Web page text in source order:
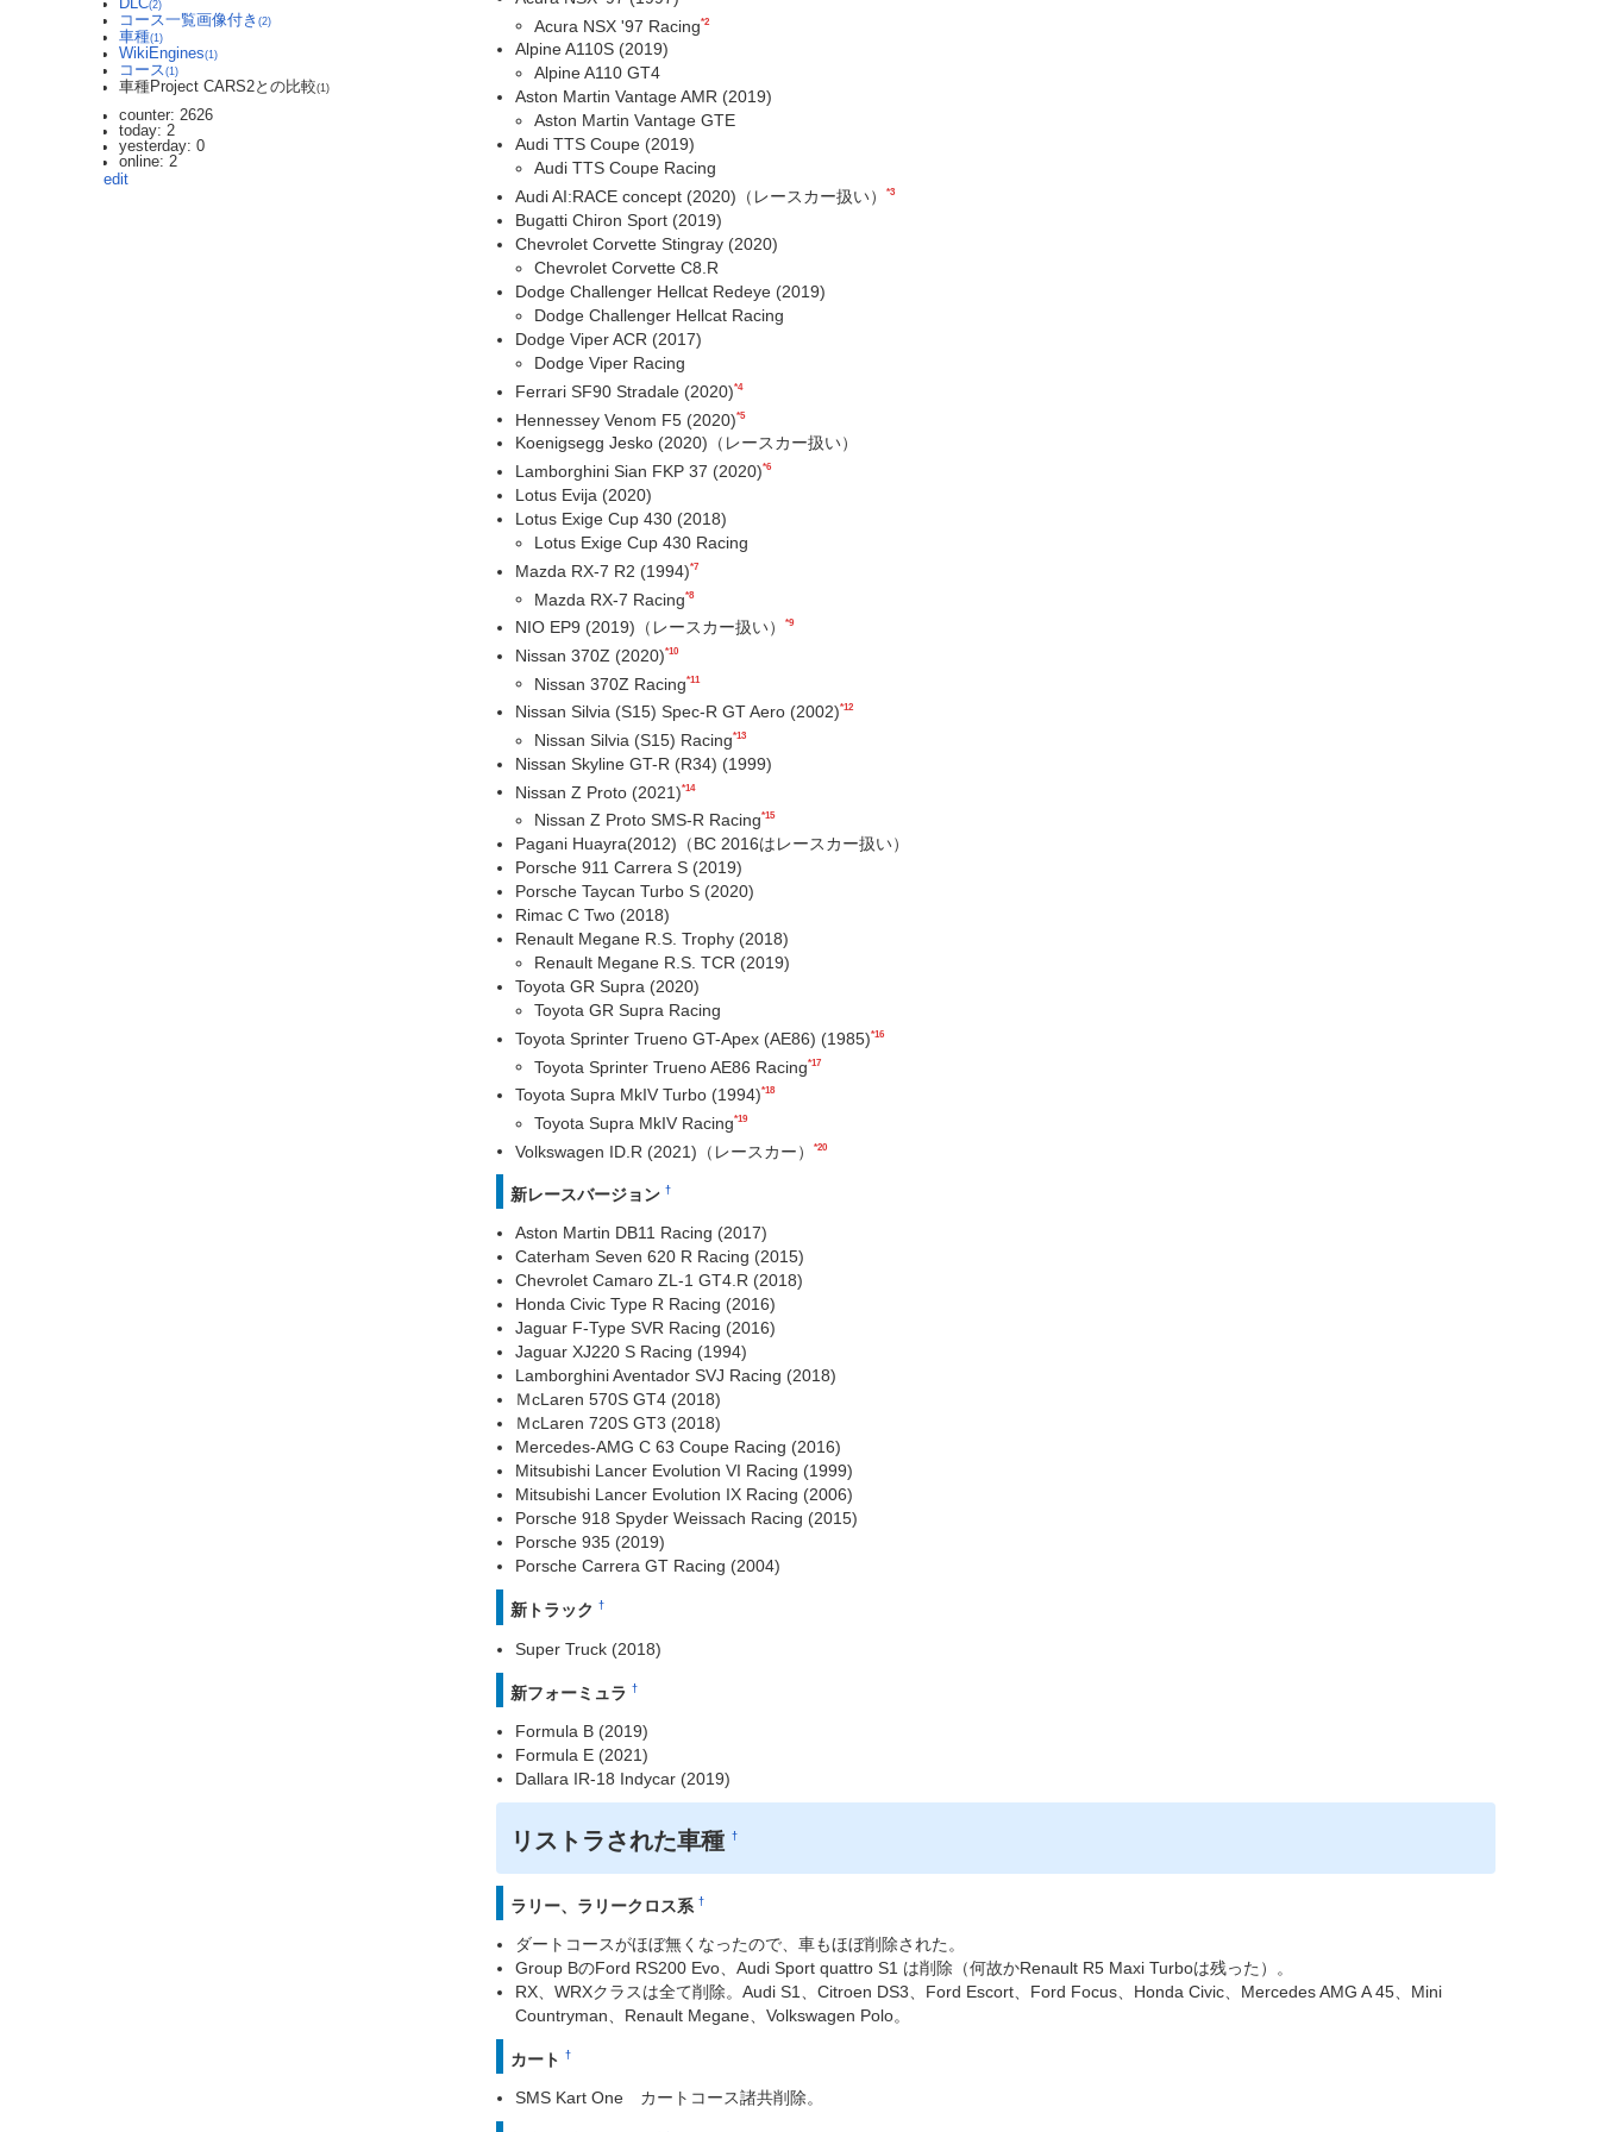
(2)
コース一覧画像付き (2)
車種(1)
WikiEngines(1)
コース (1)
車種Project CARS2との比較(1)
counter: 2626
today: 2
yesterday: 0
online: 2
edit
Acura NSX '97 Racing*2
Alpine A110S (2019)
Alpine A110 GT4
Aston Martin Vantage AMR (2019)
Aston Martin Vantage GTE
Audi TTS Coupe (2019)
Audi TTS Coupe Racing
Audi AI:RACE concept (2020)（レースカー扱い）
*3
Bugatti Chiron Sport (2019)
Chevrolet Corvette Stingray (2020)
Chevrolet Corvette C8.R
Dodge Challenger Hellcat Redeye (2019)
Dodge Challenger Hellcat Racing
Dodge Viper ACR (2017)
Dodge Viper Racing
Ferrari SF90 Stradale (2020)*4
Hennessey Venom F5 (2020)*5
Koenigsegg Jesko (2020)（レースカー扱い）
Lamborghini Sian FKP 37 (2020)*6
Lotus Evija (2020)
Lotus Exige Cup 430 (2018)
Lotus Exige Cup 430 Racing
Mazda RX-7 R2 (1994)*7
Mazda RX-7 Racing*8
NIO EP9 (2019)（レースカー扱い） *9
Nissan 370Z (2020)*10
Nissan 370Z Racing*11
Nissan Silvia (S15) Spec-R GT Aero (2002)*12
Nissan Silvia (S15) Racing*13
Nissan Skyline GT-R (R34) (1999)
Nissan Z Proto (2021)*14
Nissan Z Proto SMS-R Racing*15
Pagani Huayra(2012)（BC 2016はレースカー扱い）
Porsche 911 Carrera S (2019)
Porsche Taycan Turbo S (2020)
Rimac C Two (2018)
Renault Megane R.S. Trophy (2018)
Renault Megane R.S. TCR (2019)
Toyota GR Supra (2020)
Toyota GR Supra Racing
Toyota Sprinter Trueno GT-Apex (AE86) (1985)*16
Toyota Sprinter Trueno AE86 Racing*17
Toyota Supra MkIV Turbo (1994)*18
Toyota Supra MkIV Racing*19
Volkswagen ID.R (2021)（レースカー） *20
新レースバージョン †
Aston Martin DB11 Racing (2017)
Caterham Seven 620 R Racing (2015)
Chevrolet Camaro ZL-1 GT4.R (2018)
Honda Civic Type R Racing (2016)
Jaguar F-Type SVR Racing (2016)
Jaguar XJ220 S Racing (1994)
Lamborghini Aventador SVJ Racing (2018)
ＭcLaren 570S GT4 (2018)
ＭcLaren 720S GT3 (2018)
Mercedes-AMG C 63 Coupe Racing (2016)
Mitsubishi Lancer Evolution VI Racing (1999)
Mitsubishi Lancer Evolution IX Racing (2006)
Porsche 918 Spyder Weissach Racing (2015)
Porsche 935 (2019)
Porsche Carrera GT Racing (2004)
新トラック †
Super Truck (2018)
新フォーミュラ †
Formula B (2019)
Formula E (2021)
Dallara IR-18 Indycar (2019)
リストラされた車種†
ラリー、ラリークロス系 †
ダートコースがほぼ無くなったので、車もほぼ削除された。
Group BのFord RS200 Evo、Audi Sport quattro S1 は削除（何故かRenault R5 Maxi Turboは残った）。
RX、WRXクラスは全て削除。Audi S1、Citroen DS3、Ford Escort、Ford Focus、Honda Civic、Mercedes AMG A 45、Mini
Countryman、Renault Megane、Volkswagen Polo。
カート †
SMS Kart One カートコース諸共削除。